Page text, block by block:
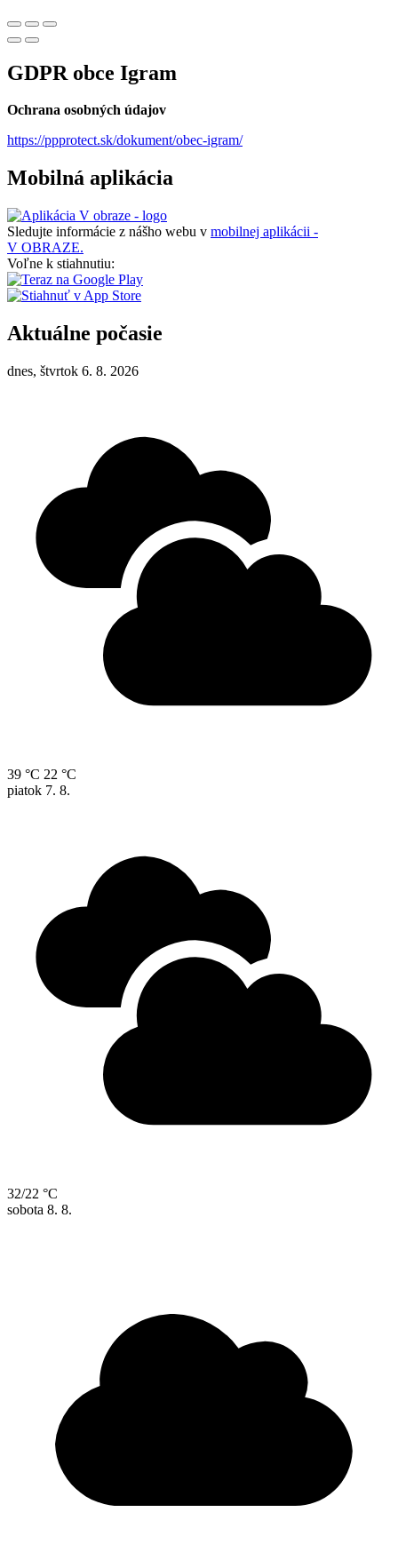
GDPR obce Igram
Ochrana osobných údajov
https://ppprotect.sk/dokument/obec-igram/
Mobilná aplikácia
Sledujte informácie z nášho webu v mobilnej aplikácii -
V OBRAZE.
Voľne k stiahnutiu:
Aktuálne počasie
dnes, štvrtok 6. 8. 2026
39 °C 22 °C
piatok 7. 8.
32/22 °C
sobota 8. 8.